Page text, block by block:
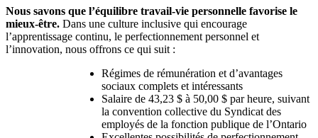
Nous savons que l’équilibre travail‑vie personnelle favorise le
mieux‑être. Dans une culture inclusive qui encourage
l’apprentissage continu, le perfectionnement personnel et
l’innovation, nous offrons ce qui suit :
Régimes de rémunération et d’avantages
sociaux complets et intéressants
Salaire de 43,23 $ à 50,00 $ par heure, suivant
la convention collective du Syndicat des
employés de la fonction publique de l’Ontario